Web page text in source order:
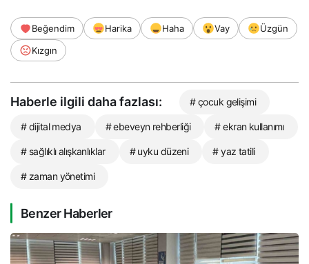
Beğendim Harika Haha Vay
Üzgün
Kızgın
Haberle ilgili daha fazlası: # çocuk gelişimi
# dijital medya # ebeveyn rehberliği # ekran kullanımı
# sağlıklı alışkanlıklar # uyku düzeni # yaz tatili
# zaman yönetimi
Benzer Haberler